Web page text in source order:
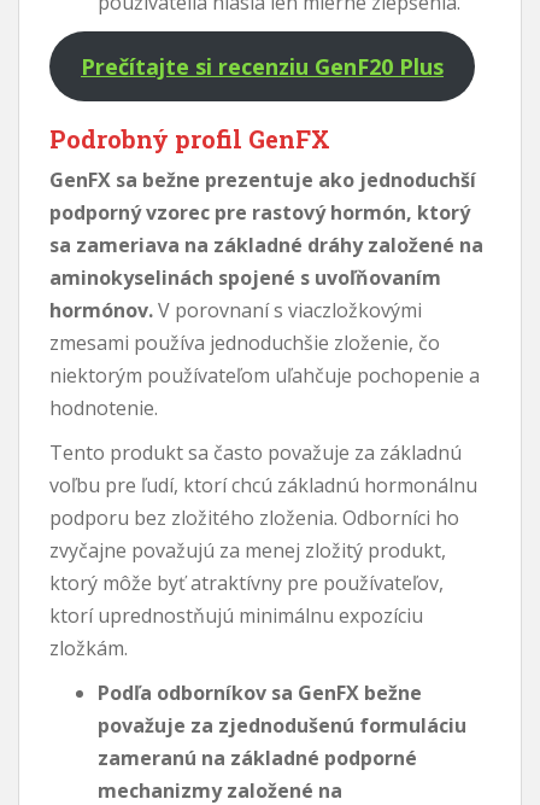
Prečítajte si recenziu GenF20 Plus
Podrobný profil GenFX
GenFX sa bežne prezentuje ako jednoduchší
podporný vzorec pre rastový hormón, ktorý
sa zameriava na základné dráhy založené na
aminokyselinách spojené s uvoľňovaním
hormónov.V porovnaní s viaczložkovými
zmesami používa jednoduchšie zloženie, čo
niektorým používateľom uľahčuje pochopenie a
hodnotenie.
Tento produkt sa často považuje za základnú
voľbu pre ľudí, ktorí chcú základnú hormonálnu
podporu bez zložitého zloženia. Odborníci ho
zvyčajne považujú za menej zložitý produkt,
ktorý môže byť atraktívny pre používateľov,
ktorí uprednostňujú minimálnu expozíciu
zložkám.
Podľa odborníkov sa GenFX bežne
považuje za zjednodušenú formuláciu
zameranú na základné podporné
mechanizmy založené na